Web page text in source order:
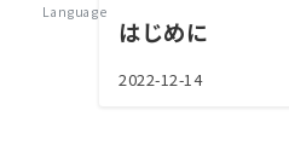
Language
はじめに
2022-12-14